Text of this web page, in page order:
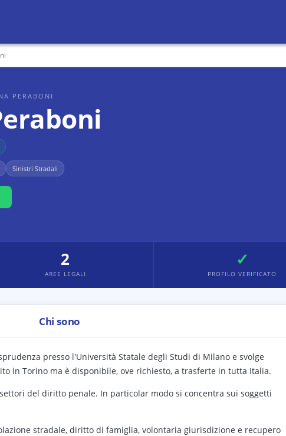
PERABONI
Sinistri Stradali
2
AREE LEGALI
✓
PROFILO VERIFICATO
Chi sono
presso l'Università Statale degli Studi di Milano e svolge
in Torino ma è disponibile, ove richiesto, a trasferte in tutta Italia.
del diritto penale. In particolar modo si concentra sui soggetti
stradale, diritto di famiglia, volontaria giurisdizione e recupero